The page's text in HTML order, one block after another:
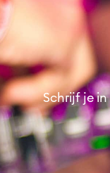
Schrijf je